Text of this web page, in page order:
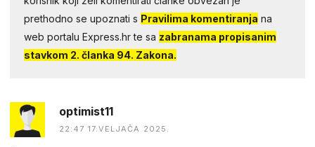
prethodno se upoznati s Pravilima komentiranja na
web portalu Express.hr te sa zabranama propisanim
stavkom 2. članka 94. Zakona.
optimist11
22:47 17.VELJAČA 2025.